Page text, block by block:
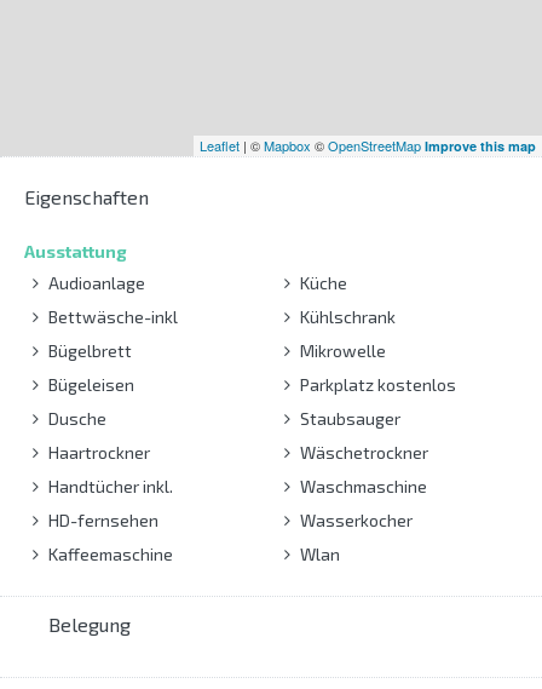
Leaflet | ©Mapbox ©OpenStreetMap Improve this map
Eigenschaften
Ausstattung
Audioanlage
Bettwäsche-inkl
Bügelbrett
Bügeleisen
Dusche
Haartrockner
Handtücher inkl.
HD-fernsehen
Kaffeemaschine
Küche
Kühlschrank
Mikrowelle
Parkplatz kostenlos
Staubsauger
Wäschetrockner
Waschmaschine
Wasserkocher
Wlan
Belegung